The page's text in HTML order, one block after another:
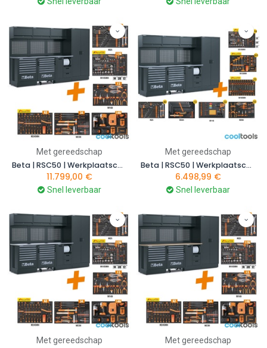
Met gereedschap
Beta | RSC50 | Werkplaatscombinatie met 411-delige gereedschapsset | RSC50 2.0 F/411UT | 050001095
11.799,00 €
Snel leverbaar
Met gereedschap
Beta | RSC50 | Werkplaatscombinatie met 445-delige gereedschapsset | RSC50 2.0 F/445UT | 050001096
6.498,99 €
Snel leverbaar
Met gereedschap Met gereedschap